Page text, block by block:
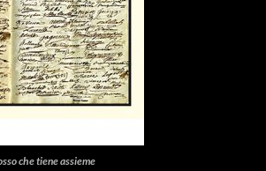
che tiene assieme